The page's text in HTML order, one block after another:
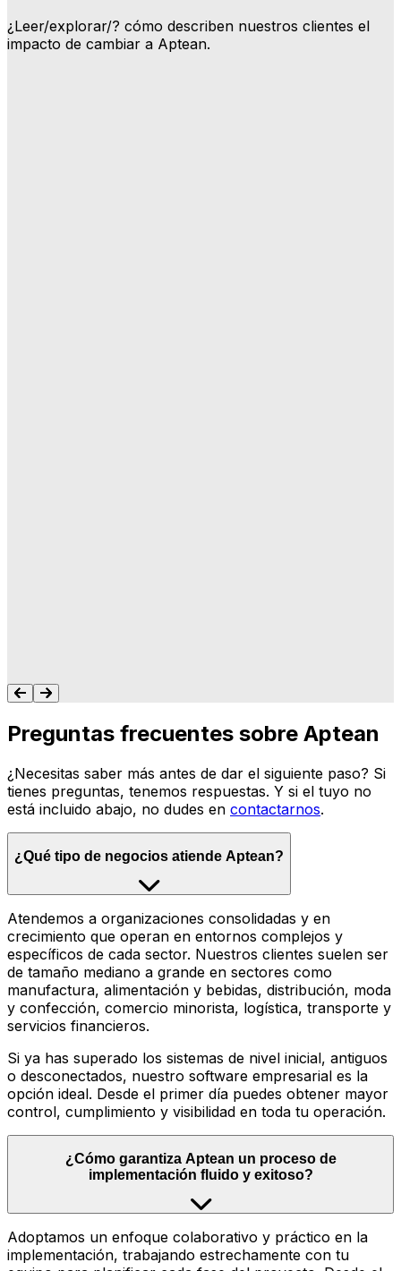
¿Leer/explorar/? cómo describen nuestros clientes el
impacto de cambiar a Aptean.
Preguntas frecuentes sobre Aptean
¿Necesitas saber más antes de dar el siguiente paso? Si
tienes preguntas, tenemos respuestas. Y si el tuyo no
está incluido abajo, no dudes en contactarnos.
¿Qué tipo de negocios atiende Aptean?
Atendemos a organizaciones consolidadas y en
crecimiento que operan en entornos complejos y
específicos de cada sector. Nuestros clientes suelen ser
de tamaño mediano a grande en sectores como
manufactura, alimentación y bebidas, distribución, moda
y confección, comercio minorista, logística, transporte y
servicios financieros.
Si ya has superado los sistemas de nivel inicial, antiguos
o desconectados, nuestro software empresarial es la
opción ideal. Desde el primer día puedes obtener mayor
control, cumplimiento y visibilidad en toda tu operación.
¿Cómo garantiza Aptean un proceso de
implementación fluido y exitoso?
Adoptamos un enfoque colaborativo y práctico en la
implementación, trabajando estrechamente con tu